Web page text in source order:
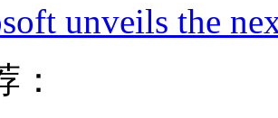
unveils the
：